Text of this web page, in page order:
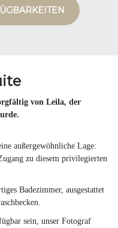
von Leila, der
außergewöhnliche Lage:
zu diesem privilegierten
Badezimmer, ausgestattet
sein, unser Fotograf